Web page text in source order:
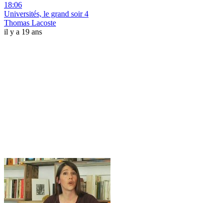
18:06
Universités, le grand soir 4
Thomas Lacoste
il y a 19 ans